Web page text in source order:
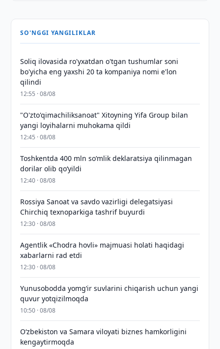
SO'NGGI YANGILIKLAR
Soliq ilovasida ro'yxatdan o'tgan tushumlar soni
bo'yicha eng yaxshi 20 ta kompaniya nomi e'lon
qilindi
12:55 · 08/08
"O'zto'qimachiliksanoat" Xitoyning Yifa Group bilan
yangi loyihalarni muhokama qildi
12:45 · 08/08
Toshkentda 400 mln so‘mlik deklaratsiya qilinmagan
dorilar olib qo‘yildi
12:40 · 08/08
Rossiya Sanoat va savdo vazirligi delegatsiyasi
Chirchiq texnoparkiga tashrif buyurdi
12:30 · 08/08
Agentlik «Chodra hovli» majmuasi holati haqidagi
xabarlarni rad etdi
12:30 · 08/08
Yunusobodda yomg‘ir suvlarini chiqarish uchun yangi
quvur yotqizilmoqda
10:50 · 08/08
Oʻzbekiston va Samara viloyati biznes hamkorligini
kengaytirmoqda